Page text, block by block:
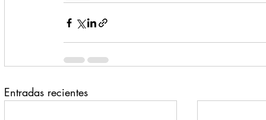
Entradas recientes